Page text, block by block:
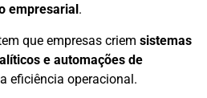
empresarial.
que empresas criem sistemas
e automações de
eficiência operacional.